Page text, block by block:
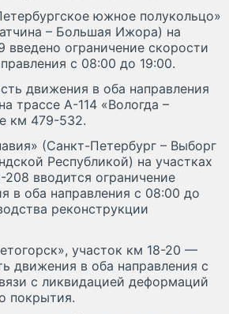
южное полукольцо»
– Большая Ижора) на
введено ограничение скорости
с 08:00 до 19:00.
движения в оба направления
трассе А-114 «Вологда –
км 479-532.
(Санкт-Петербург – Выборг
Республикой) на участках
вводится ограничение
в оба направления с 08:00 до
реконструкции
участок км 18-20 —
движения в оба направления с
с ликвидацией деформаций
покрытия.